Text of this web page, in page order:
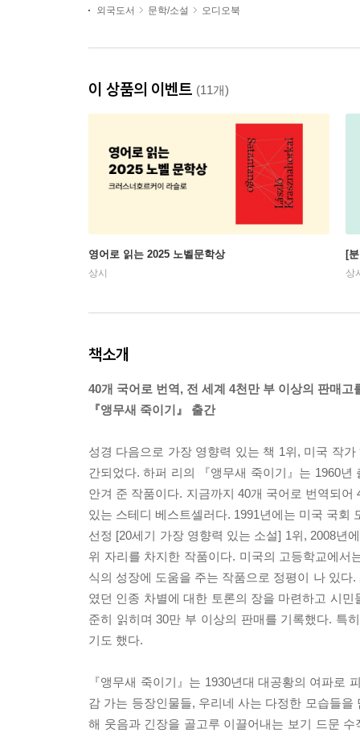
외국도서
문학/소설 오디오북
이 상품의 이벤트 (11개)
영어로 읽는 2025 노벨문학상
상시
[
상
책소개
40개 국어로 번역, 전 세계 4천만 부 이상의 판매고
『앵무새 죽이기』 출간
성경 다음으로 가장 영향력 있는 책 1위, 미국 작
간되었다. 하퍼 리의 『앵무새 죽이기』는 1960
안겨 준 작품이다. 지금까지 40개 국어로 번역되
있는 스테디 베스트셀러다. 1991년에는 미국 국회
선정 [20세기 가장 영향력 있는 소설] 1위, 2008년
위 자리를 차지한 작품이다. 미국의 고등학교에
식의 성장에 도움을 주는 작품으로 정평이 나 있
였던 인종 차별에 대한 토론의 장을 마련하고 시
준히 읽히며 30만 부 이상의 판매를 기록했다. 특
기도 했다.
『앵무새 죽이기』는 1930년대 대공황의 여파로
감 가는 등장인물들, 우리네 사는 다정한 모습들
해 웃음과 긴장을 골고루 이끌어내는 보기 드문